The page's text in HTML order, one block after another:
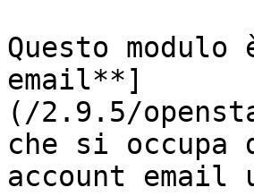
Questo
email**]
(/2.9.5/
che si
account